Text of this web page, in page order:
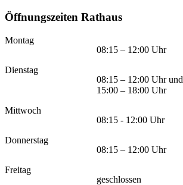
Öffnungszeiten Rathaus
Montag
08:15 – 12:00 Uhr
Dienstag
08:15 – 12:00 Uhr und
15:00 – 18:00 Uhr
Mittwoch
08:15 - 12:00 Uhr
Donnerstag
08:15 – 12:00 Uhr
Freitag
geschlossen